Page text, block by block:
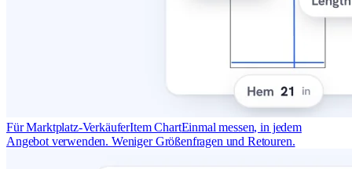
Für Marktplatz-VerkäuferItem ChartEinmal messen, in jedem
Angebot verwenden. Weniger Größenfragen und Retouren.